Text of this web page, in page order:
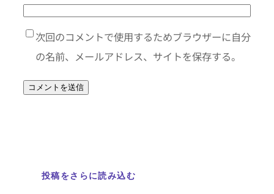
次回のコメントで使用するためブラウザーに自分
の名前、メールアドレス、サイトを保存する。
投稿をさらに読み込む